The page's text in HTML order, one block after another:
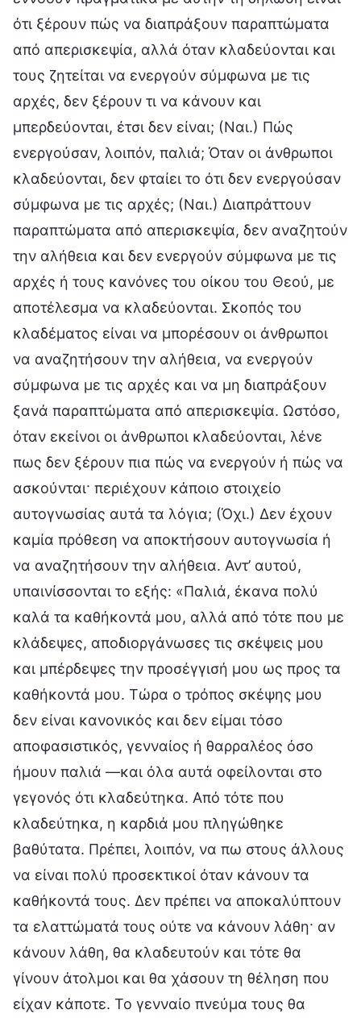
ότι ξέρουν πώς να διαπράξουν παραπτώματα
από απερισκεψία, αλλά όταν κλαδεύονται και
τους ζητείται να ενεργούν σύμφωνα με τις
αρχές, δεν ξέρουν τι να κάνουν και
μπερδεύονται, έτσι δεν είναι; (Ναι.) Πώς
ενεργούσαν, λοιπόν, παλιά; Όταν οι άνθρωποι
κλαδεύονται, δεν φταίει το ότι δεν ενεργούσαν
σύμφωνα με τις αρχές; (Ναι.) Διαπράττουν
παραπτώματα από απερισκεψία, δεν αναζητούν
την αλήθεια και δεν ενεργούν σύμφωνα με τις
αρχές ή τους κανόνες του οίκου του Θεού, με
αποτέλεσμα να κλαδεύονται. Σκοπός του
κλαδέματος είναι να μπορέσουν οι άνθρωποι
να αναζητήσουν την αλήθεια, να ενεργούν
σύμφωνα με τις αρχές και να μη διαπράξουν
ξανά παραπτώματα από απερισκεψία. Ωστόσο,
όταν εκείνοι οι άνθρωποι κλαδεύονται, λένε
πως δεν ξέρουν πια πώς να ενεργούν ή πώς να
ασκούνται· περιέχουν κάποιο στοιχείο
αυτογνωσίας αυτά τα λόγια; (Όχι.) Δεν έχουν
καμία πρόθεση να αποκτήσουν αυτογνωσία ή
να αναζητήσουν την αλήθεια. Αντ’ αυτού,
υπαινίσσονται το εξής: «Παλιά, έκανα πολύ
καλά τα καθήκοντά μου, αλλά από τότε που με
κλάδεψες, αποδιοργάνωσες τις σκέψεις μου
και μπέρδεψες την προσέγγισή μου ως προς τα
καθήκοντά μου. Τώρα ο τρόπος σκέψης μου
δεν είναι κανονικός και δεν είμαι τόσο
αποφασιστικός, γενναίος ή θαρραλέος όσο
ήμουν παλιά —και όλα αυτά οφείλονται στο
γεγονός ότι κλαδεύτηκα. Από τότε που
κλαδεύτηκα, η καρδιά μου πληγώθηκε
βαθύτατα. Πρέπει, λοιπόν, να πω στους άλλους
να είναι πολύ προσεκτικοί όταν κάνουν τα
καθήκοντά τους. Δεν πρέπει να αποκαλύπτουν
τα ελαττώματά τους ούτε να κάνουν λάθη· αν
κάνουν λάθη, θα κλαδευτούν και τότε θα
γίνουν άτολμοι και θα χάσουν τη θέληση που
είχαν κάποτε. Το γενναίο πνεύμα τους θα